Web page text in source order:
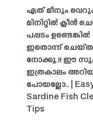
ഏത് മീനും
മിനിറ്റിൽ ക്ലീൻ
പപ്പടം ഉണ്ടെങ്കിൽ
ഇതൊന്ന്
നോക്കൂ.!! ഈ
ഇത്രകാലം
പോയല്ലോ.. |
Sardine Fish
Tips